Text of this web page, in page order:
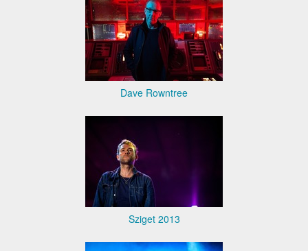
Dave Rowntree
Sziget 2013